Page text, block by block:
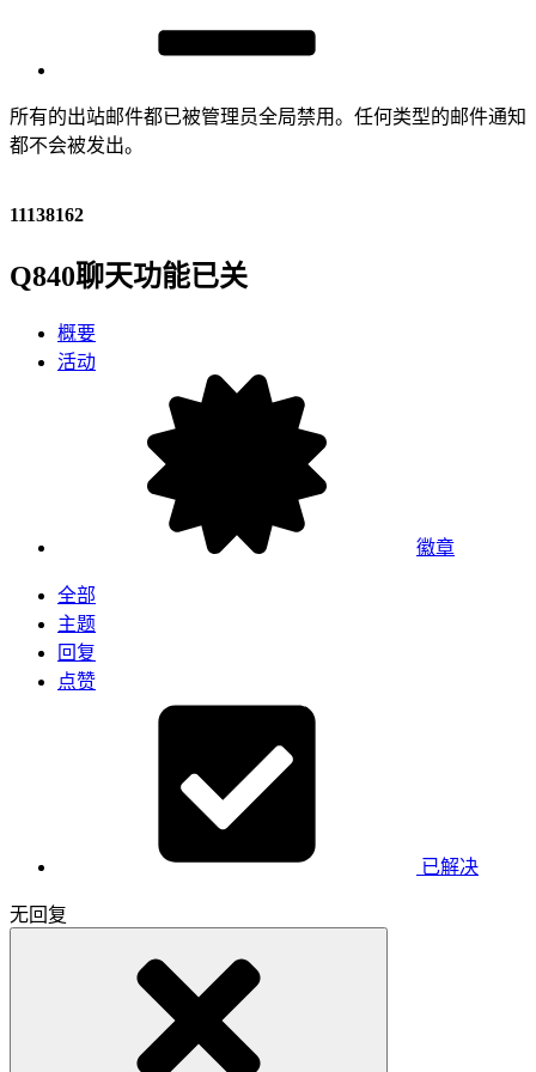
所有的出站邮件都已被管理员全局禁用。任何类型的邮件通知
都不会被发出。
11138162
Q840聊天功能已关
概要
活动
徽章
全部
主题
回复
点赞
已解决
无回复